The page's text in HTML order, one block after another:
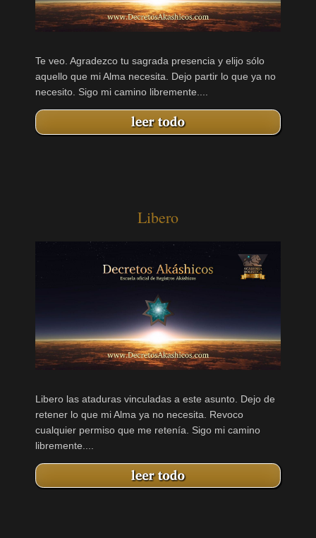
Te veo. Agradezco tu sagrada presencia y elijo sólo
aquello que mi Alma necesita. Dejo partir lo que ya no
necesito. Sigo mi camino libremente....
Libero
Libero las ataduras vinculadas a este asunto. Dejo de
retener lo que mi Alma ya no necesita. Revoco
cualquier permiso que me retenía. Sigo mi camino
libremente....